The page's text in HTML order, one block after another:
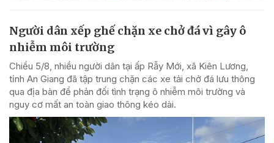
Người dân xếp ghế chặn xe chở đá vì gây ô
nhiễm môi trường
Chiều 5/8, nhiều người dân tại ấp Rẫy Mới, xã Kiên Lương,
tỉnh An Giang đã tập trung chặn các xe tải chở đá lưu thông
qua địa bàn để phản đối tình trạng ô nhiễm môi trường và
nguy cơ mất an toàn giao thông kéo dài.